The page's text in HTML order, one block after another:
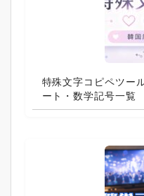
特殊文字コピペツー
ート・数学記号一覧